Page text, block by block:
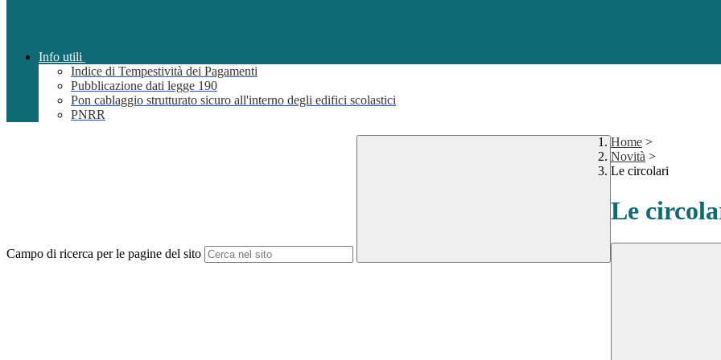
Info utili
Indice di Tempestività dei Pagamenti
Pubblicazione dati legge 190
Pon cablaggio strutturato sicuro all'interno degli edifici scolastici
PNRR
Campo di ricerca per le pagine del sito
Home >
Novità >
Le circolari
Le